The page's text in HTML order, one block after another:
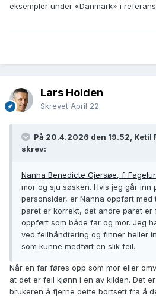
eksempler under «Danmark» i
Lars Holden
Skrevet April 22
På 20.4.2026 den 19.52, Ketil
skrev:
Nanna Benedicte Gjersøe, f.
mor og sju søsken. Hvis jeg går inn
personsider, er Nanna oppført med
paret er korrekt, det andre paret
oppført som både far og mor. Jeg
ved feilhåndtering og finner heller
som kunne medført en slik feil.
Når en far føres opp som mor eller
at det er feil kjønn i en av kilden. Det
brukeren å fjerne dette bortsett fra å